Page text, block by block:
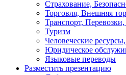
Страхование,
Торговля, Внешняя
Транспорт,
Туризм
Человеческие
Юридическое
Языковые переводы
Разместить презентацию